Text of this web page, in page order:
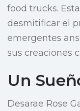
food trucks.
desmitificar el
emergentes
sus creaciones
Un
Desarae Rose